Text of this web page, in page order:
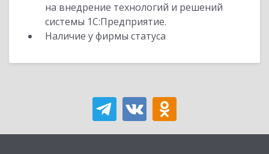
на внедрение технологий и решений
системы 1С:Предприятие.
Наличие у фирмы статуса